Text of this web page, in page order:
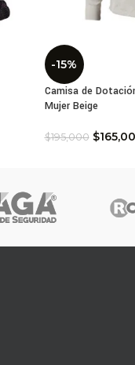
-15%
Camisa de
Mujer Beige
$195,000 $